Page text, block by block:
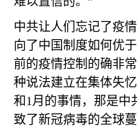
中共让人们忘记了疫
向了中国制度如何优
前的疫情控制的确非
种说法建立在集体失
和 1月的事情，那是中
致了新冠病毒的全球